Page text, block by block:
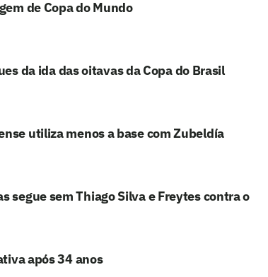
de Copa do Mundo
da ida das oitavas da Copa do Brasil
utiliza menos a base com Zubeldía
segue sem Thiago Silva e Freytes contra o
após 34 anos